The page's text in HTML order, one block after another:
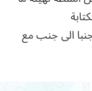
الى جنب مع